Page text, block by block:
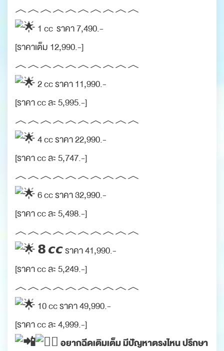
︿︿︿︿︿︿︿︿︿︿
1 cc ราคา 7,490.-
[ราคาเต็ม 12,990.-]
︿︿︿︿︿︿︿︿︿︿
2 cc ราคา 11,990.-
[ราคา cc ละ 5,995.-]
︿︿︿︿︿︿︿︿︿︿
4 cc ราคา 22,990.-
[ราคา cc ละ 5,747.-]
︿︿︿︿︿︿︿︿︿︿
6 cc ราคา 32,990.-
[ราคา cc ละ 5,498.-]
︿︿︿︿︿︿︿︿︿︿
𝟴 𝙘𝙘 ราคา 41,990.-
[ราคา cc ละ 5,249.-]
︿︿︿︿︿︿︿︿︿︿
10 cc ราคา 49,990.-
[ราคา cc ละ 4,999.-]
อยากฉีดเติมเต็ม มีปัญหาตรงไหน ปรึกษา